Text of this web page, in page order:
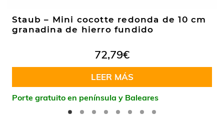
Staub – Mini cocotte redonda de 10 cm
granadina de hierro fundido
72,79€
LEER MÁS
Porte gratuito en península y Baleares